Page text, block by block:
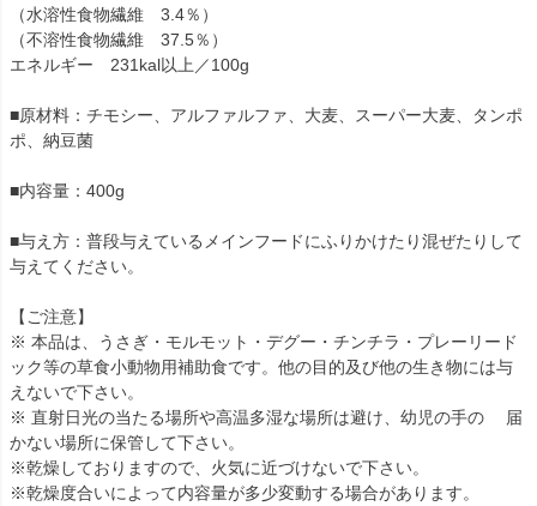
（水溶性食物繊維 3.4％）
（不溶性食物繊維 37.5％）
エネルギー 231kal以上／100g
■原材料：チモシー、アルファルファ、大麦、スーパー大麦、タンポ
ポ、納豆菌
■内容量：400g
■与え方：普段与えているメインフードにふりかけたり混ぜたりして
与えてください。
【ご注意】
※ 本品は、うさぎ・モルモット・デグー・チンチラ・プレーリード
ック等の草食小動物用補助食です。他の目的及び他の生き物には与
えないで下さい。
※ 直射日光の当たる場所や高温多湿な場所は避け、幼児の手の 届
かない場所に保管して下さい。
※乾燥しておりますので、火気に近づけないで下さい。
※乾燥度合いによって内容量が多少変動する場合があります。